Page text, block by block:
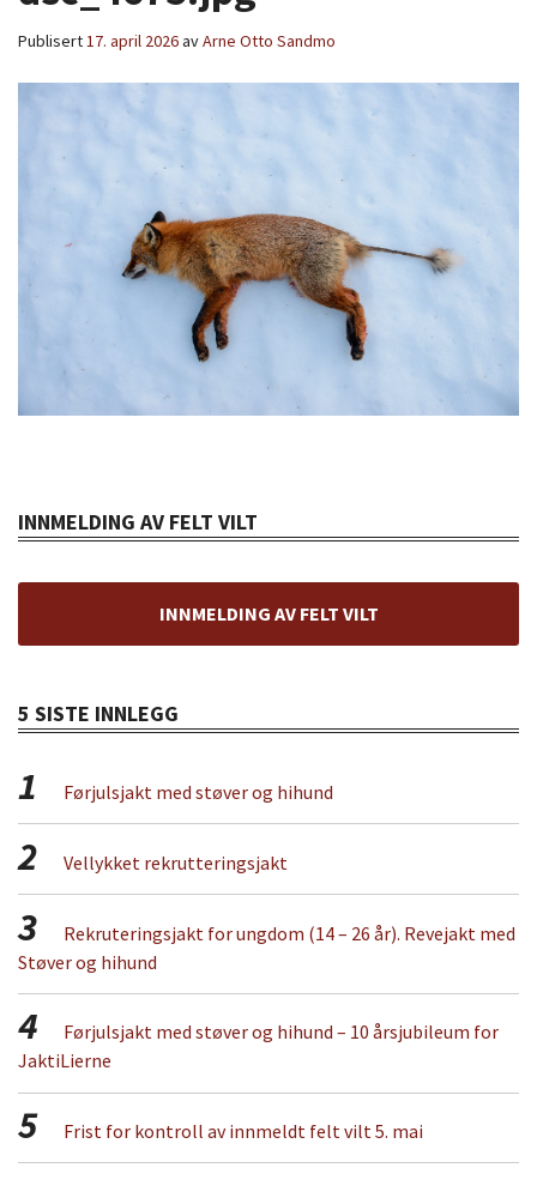
Publisert 17. april 2026avArne Otto Sandmo
INNMELDING AV FELT VILT
INNMELDING AV FELT VILT
5 SISTE INNLEGG
1 Førjulsjakt med støver og hihund
2 Vellykket rekrutteringsjakt
3
Rekruteringsjakt for ungdom (14 – 26 år). Revejakt med
Støver og hihund
4
Førjulsjakt med støver og hihund – 10 årsjubileum for
JaktiLierne
5 Frist for kontroll av innmeldt felt vilt 5. mai